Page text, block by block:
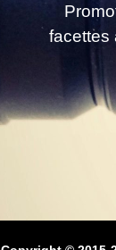
facettes